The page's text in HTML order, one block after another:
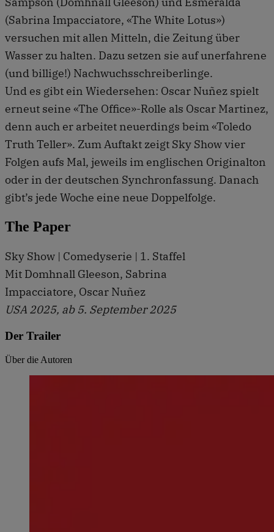
(Sabrina Impacciatore, «The White Lotus»)
versuchen mit allen Mitteln, die Zeitung über
Wasser zu halten. Dazu setzen sie auf unerfahrene
(und billige!) Nachwuchsschreiberlinge.
Und es gibt ein Wiedersehen: Oscar Nuñez spielt
erneut seine «The Office»-Rolle als Oscar Martinez,
denn auch er arbeitet neuerdings beim «Toledo
Truth Teller». Zum Auftakt zeigt Sky Show vier
Folgen aufs Mal, jeweils im englischen Originalton
oder in der deutschen Synchronfassung. Danach
gibt’s jede Woche eine neue Doppelfolge.
The Paper
Sky Show | Comedyserie | 1. Staffel
Mit Domhnall Gleeson, Sabrina
Impacciatore, Oscar Nuñez
USA 2025, ab 5. September 2025
Der Trailer
Über die Autoren